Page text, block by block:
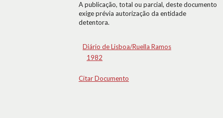
A publicação, total ou parcial, deste documento
exige prévia autorização da entidade
detentora.
Diário de Lisboa/Ruella Ramos
1982
Citar Documento